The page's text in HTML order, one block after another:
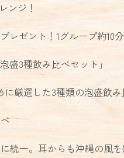
ンジ！
ゼント！1グループ約10
3種飲み比べセット」
厳選した3種類の泡盛飲み
統一。耳からも沖縄の風